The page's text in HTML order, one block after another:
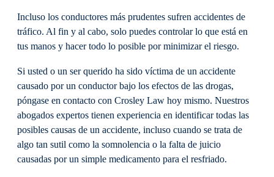
Incluso los conductores más prudentes sufren accidentes de
tráfico. Al fin y al cabo, solo puedes controlar lo que está en
tus manos y hacer todo lo posible por minimizar el riesgo.
Si usted o un ser querido ha sido víctima de un accidente
causado por un conductor bajo los efectos de las drogas,
póngase en contacto con Crosley Law hoy mismo. Nuestros
abogados expertos tienen experiencia en identificar todas las
posibles causas de un accidente, incluso cuando se trata de
algo tan sutil como la somnolencia o la falta de juicio
causadas por un simple medicamento para el resfriado.